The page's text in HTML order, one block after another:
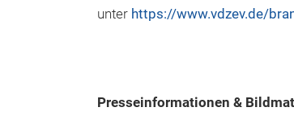
unter https://www.vdzev.de/
Presseinformationen &